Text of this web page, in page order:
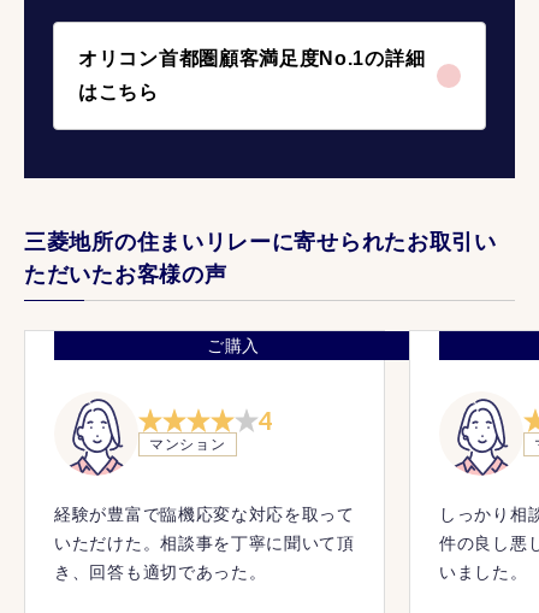
オリコン首都圏顧客満足度No.1の詳細
はこちら
三菱地所の住まいリレーに寄せられたお取引い
ただいたお客様の声
ご購入
4
マンション
経験が豊富で臨機応変な対応を取って
いただけた。相談事を丁寧に聞いて頂
き、回答も適切であった。
しっかり相
件の良し悪
いました。